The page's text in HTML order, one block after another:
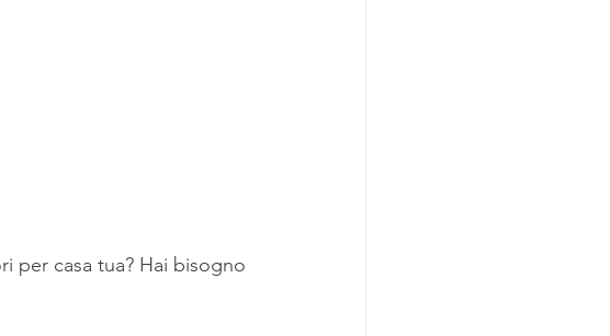
per casa tua? Hai bisogno